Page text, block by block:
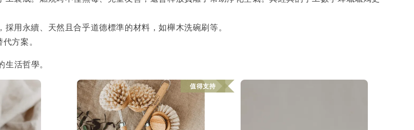
用永續、天然且合乎道德標準的材料，如櫸木洗碗刷等。
方案。
生活哲學。
值得支持